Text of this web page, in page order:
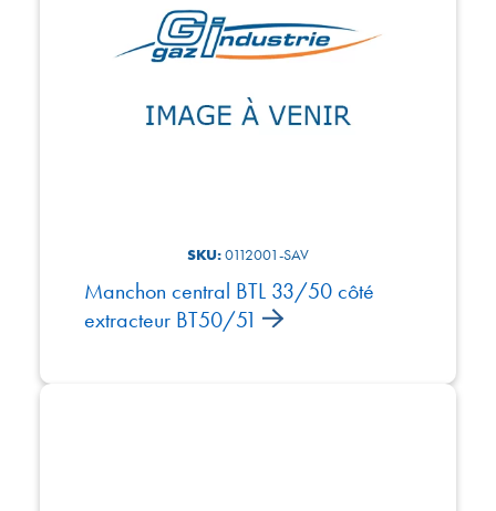
SKU:0112001-SAV
Manchon central BTL 33/50 côté
extracteur BT50/51